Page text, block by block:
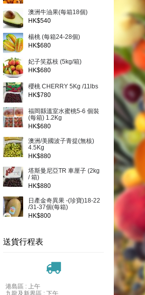
澳洲牛油果(每箱18個)
HK$540
楊桃 (每箱24-28個)
HK$680
妃子笑荔枝 (5kg/箱)
HK$680
櫻桃 CHERRY 5Kg /11lbs
HK$780
福岡縣溫室水蜜桃5-6 個裝
(每箱) 1.2Kg
HK$680
澳洲/美國波子青提(無核)
4.5Kg
HK$880
塔斯曼尼亞TR 車厘子 (2kg
/ 箱)
HK$880
日產金奇異果 -(珍寶)18-22
/31-37個(每箱)
HK$800
送貨行程表
港島區 : 上午
九龍及新界區 : 下午